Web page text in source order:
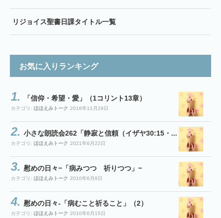
リジョイス聖書日課タイトル一覧
お気に入りランキング
「信仰・希望・愛」（1コリント13章）
カテゴリ: ほほえみトーク 2016年11月29日
小さな朗読会262「静寂と信頼（イザヤ30:15・...
カテゴリ: ほほえみトーク 2021年6月22日
慰めの日々−「病みつつ 祈りつつ」−
カテゴリ: ほほえみトーク 2010年6月8日
慰めの日々-「病むこと祈ること」（2）
カテゴリ: ほほえみトーク 2010年6月15日